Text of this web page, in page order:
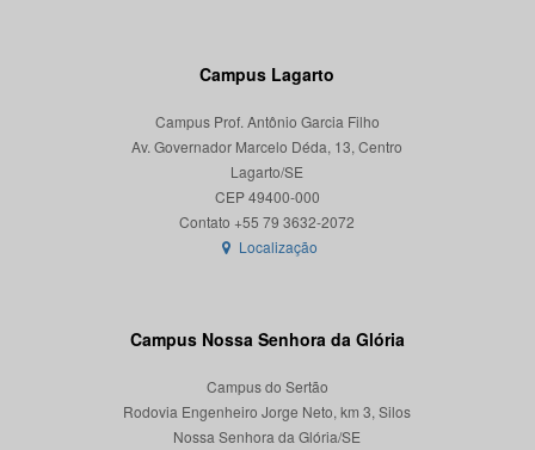
Campus Lagarto
Campus Prof. Antônio Garcia Filho
Av. Governador Marcelo Déda, 13, Centro
Lagarto/SE
CEP 49400-000
Localização
Campus Nossa Senhora da Glória
Campus do Sertão
Rodovia Engenheiro Jorge Neto, km 3, Silos
Nossa Senhora da Glória/SE